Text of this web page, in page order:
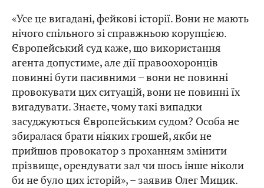
«Усе це вигадані, фейкові історії. Вони не мають
нічого спільного зі справжньою корупцією.
Європейський суд каже, що використання
агента допустиме, але дії правоохоронців
повинні бути пасивними – вони не повинні
провокувати цих ситуацій, вони не повинні їх
вигадувати. Знаєте, чому такі випадки
засуджуються Європейським судом? Особа не
збиралася брати ніяких грошей, якби не
прийшов провокатор з проханням змінити
прізвище, орендувати зал чи шось інше ніколи
би не було цих історій», – заявив Олег Мицик.